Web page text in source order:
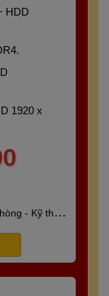
HDD
1920 x
- Kỹ thuật